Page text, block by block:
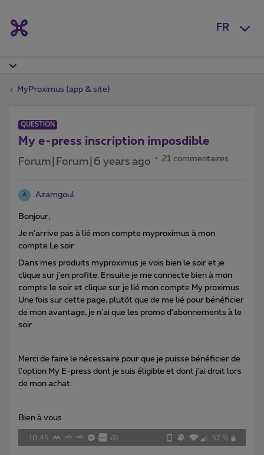
FR
MyProximus (app & site)
QUESTION
My e-press inscription imposdible
Forum|Forum|6 years ago 21 commentaires
A Azamgoul
Bonjour,
Je n'arrive pas à lié mon compte myproximus à mon
compte Le soir.
Dans mes produits myproximus je vois bien le soir et je
clique sur j'en profite. Ensuite je me connecte bien à mon
compte le soir et clique sur je lié mon compte My proximus.
Une fois sur cette page, plutôt que de me lié pour bénéficier
de mon avantage, je n'ai que les promo d'abonnements à le
soir.
Merci de faire le nécessaire pour que je puisse bénéficier de
l'option My E-press dont je suis éligible et dont j'ai droit lors
de mon achat.
Bien à vous